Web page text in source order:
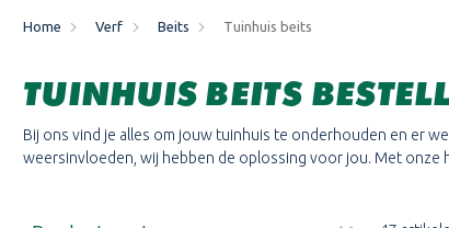
Home Verf Beits Tuinhuis beits
TUINHUIS BEITS
Bij ons vind je alles om jouw tuinhuis te onderhouden en er
weersinvloeden, wij hebben de oplossing voor jou. Met